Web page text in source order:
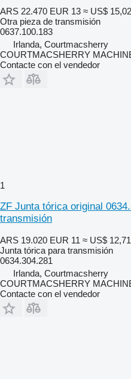
ARS 22.470 EUR 13 ≈ US$ 15,02
Otra pieza de transmisión
0637.100.183
Irlanda, Courtmacsherry
COURTMACSHERRY
Contacte con el vendedor
1
ZF Junta tórica original
transmisión
ARS 19.020 EUR 11 ≈ US$ 12,71
Junta tórica para transmisión
0634.304.281
Irlanda, Courtmacsherry
COURTMACSHERRY
Contacte con el vendedor